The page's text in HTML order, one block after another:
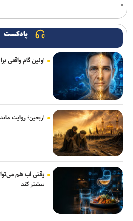
اثرات جنگ بر منابع آبزی دریایی جنوب
پادکست
اولین گام واقعی
اربعین؛ روایت
وقتی آب هم
بیشتر کند